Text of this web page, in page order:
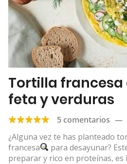
Tortilla francesa
feta y verduras
5 comentarios —
¿Alguna vez te has planteado
francesa
para desayunar?
preparar y rico en proteínas, es